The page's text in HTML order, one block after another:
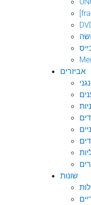
אביזרים
שונות